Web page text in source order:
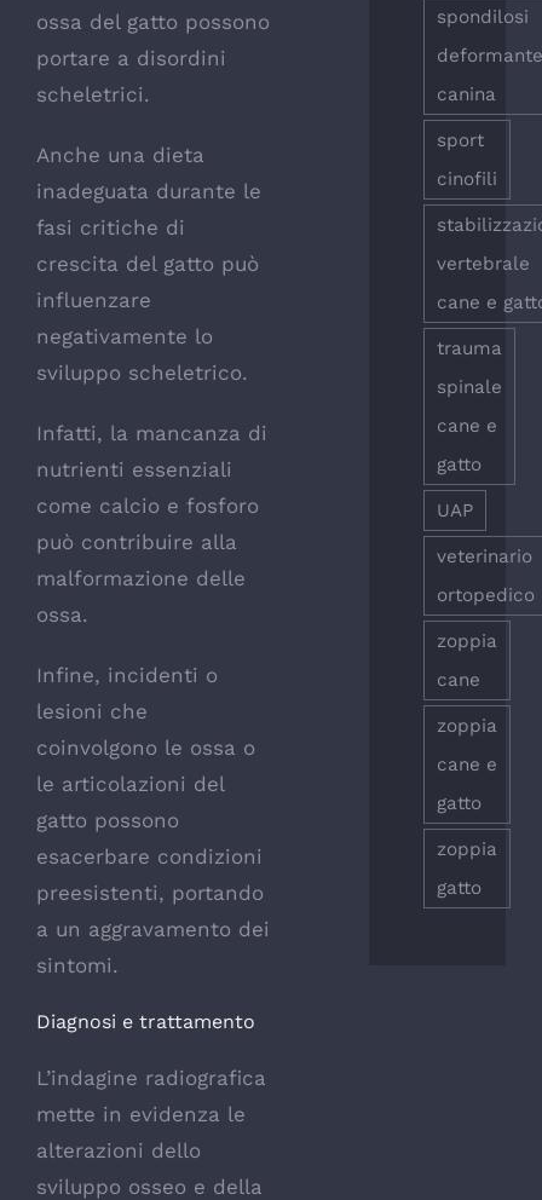
ossa del gatto possono
portare a disordini
scheletrici.
Anche una dieta
inadeguata durante le
fasi critiche di
crescita del gatto può
influenzare
negativamente lo
sviluppo scheletrico.
Infatti, la mancanza di
nutrienti essenziali
come calcio e fosforo
può contribuire alla
malformazione delle
ossa.
Infine, incidenti o
lesioni che
coinvolgono le ossa o
le articolazioni del
gatto possono
esacerbare condizioni
preesistenti, portando
a un aggravamento dei
sintomi.
Diagnosi e trattamento
L’indagine radiografica
mette in evidenza le
alterazioni dello
sviluppo osseo e della
spondilosi
canina
sport
cinofili
vertebrale
cane e
trauma
spinale
cane e
gatto
UAP
veterinario
ortopedico
zoppia
cane
zoppia
cane e
gatto
zoppia
gatto